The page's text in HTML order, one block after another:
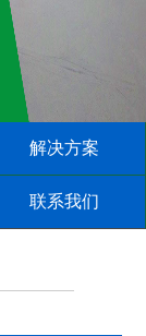
解决方案
联系我们